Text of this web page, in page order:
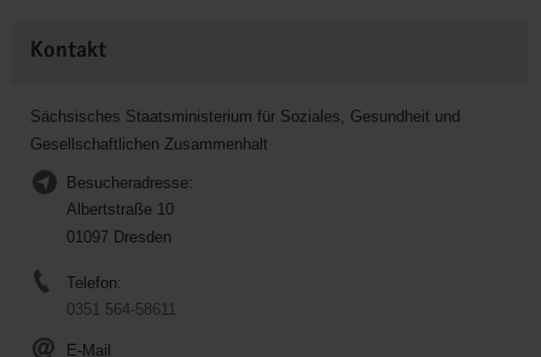
Kontakt
Sächsisches Staatsministerium für Soziales, Gesundheit und
Gesellschaftlichen Zusammenhalt
Besucheradresse:
Albertstraße 10
01097 Dresden
Telefon:
0351 564-58611
E-Mail